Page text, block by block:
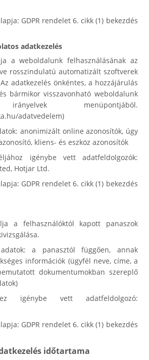
GDPR rendelet 6. cikk (1) bekezdés
adatkezelés
a weboldalunk felhasználásának az
rosszindulatú automatizált szoftverek
adatkezelés önkéntes, a hozzájárulás
bármikor visszavonható weboldalunk
menüpontjából.
adatvedelem)
anonimizált online azonosítók, úgy
kliens- és eszköz azonosítók
igénybe vett adatfeldolgozók:
Hotjar Ltd.
GDPR rendelet 6. cikk (1) bekezdés
a felhasználóktól kapott panaszok
a panasztól függően, annak
információk (ügyfél neve, címe, a
dokumentumokban szereplő
igénybe vett adatfeldolgozó:
GDPR rendelet 6. cikk (1) bekezdés
időtartama